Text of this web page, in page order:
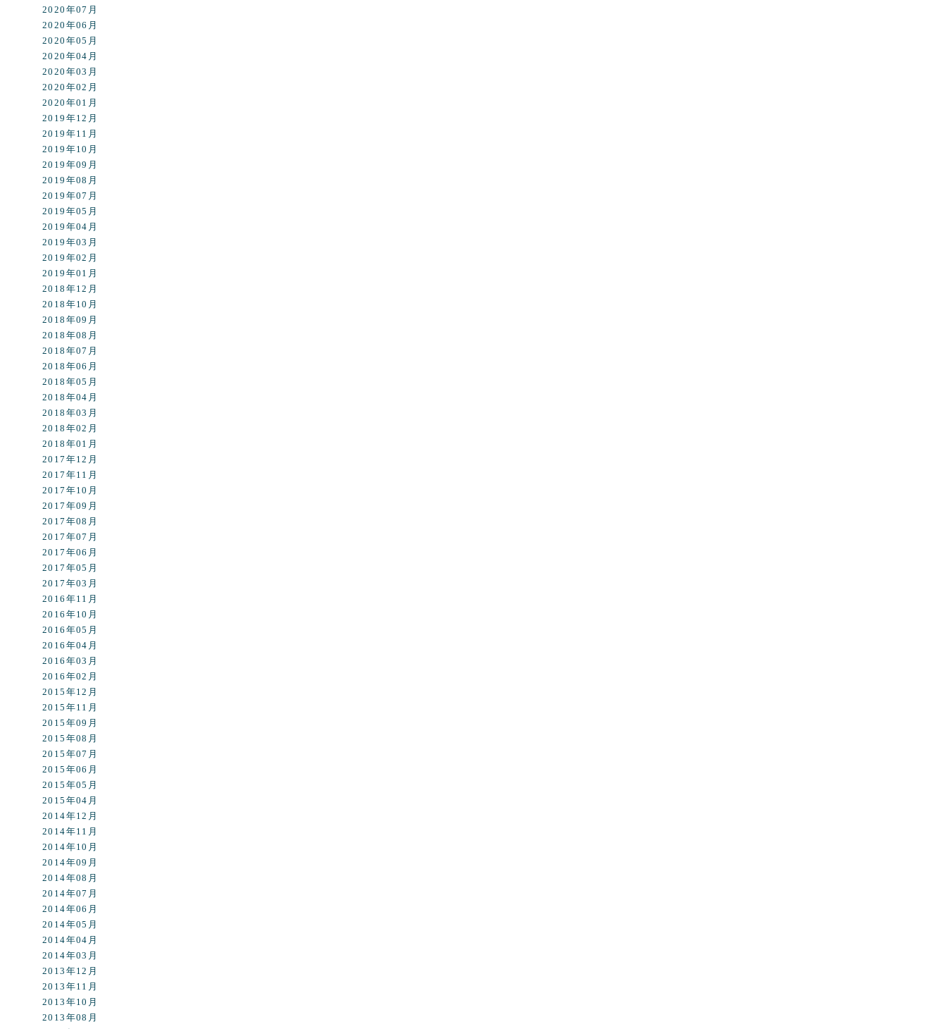
2020年07月
2020年06月
2020年05月
2020年04月
2020年03月
2020年02月
2020年01月
2019年12月
2019年11月
2019年10月
2019年09月
2019年08月
2019年07月
2019年05月
2019年04月
2019年03月
2019年02月
2019年01月
2018年12月
2018年10月
2018年09月
2018年08月
2018年07月
2018年06月
2018年05月
2018年04月
2018年03月
2018年02月
2018年01月
2017年12月
2017年11月
2017年10月
2017年09月
2017年08月
2017年07月
2017年06月
2017年05月
2017年03月
2016年11月
2016年10月
2016年05月
2016年04月
2016年03月
2016年02月
2015年12月
2015年11月
2015年09月
2015年08月
2015年07月
2015年06月
2015年05月
2015年04月
2014年12月
2014年11月
2014年10月
2014年09月
2014年08月
2014年07月
2014年06月
2014年05月
2014年04月
2014年03月
2013年12月
2013年11月
2013年10月
2013年08月